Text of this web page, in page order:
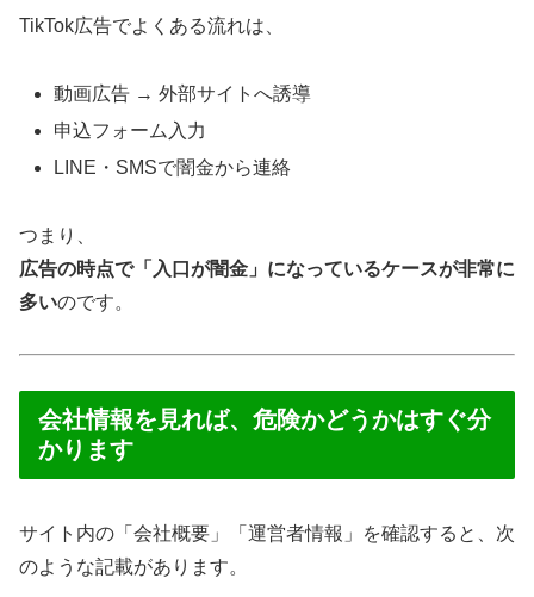
TikTok広告でよくある流れは、
動画広告 → 外部サイトへ誘導
申込フォーム入力
LINE・SMSで闇金から連絡
つまり、
広告の時点で「入口が闇金」になっているケースが非常に
多いのです。
会社情報を見れば、危険かどうかはすぐ分
かります
サイト内の「会社概要」「運営者情報」を確認すると、次
のような記載があります。